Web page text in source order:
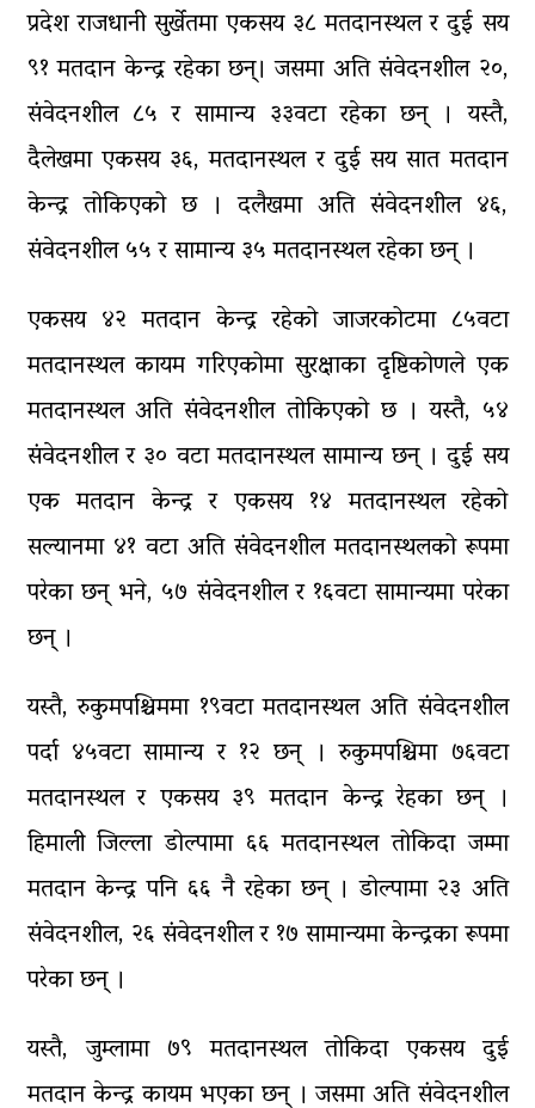
प्रदेश राजधानी सुर्खेतमा एकसय ३८ मतदानस्थल र दुई सय
९१ मतदान केन्द्र रहेका छन्। जसमा अति संवेदनशील २०,
संवेदनशील ८५ र सामान्य ३३वटा रहेका छन् । यस्तै,
दैलेखमा एकसय ३६, मतदानस्थल र दुई सय सात मतदान
केन्द्र तोकिएको छ । दलैखमा अति संवेदनशील ४६,
संवेदनशील ५५ र सामान्य ३५ मतदानस्थल रहेका छन् ।
एकसय ४२ मतदान केन्द्र रहेको जाजरकोटमा ८५वटा
मतदानस्थल कायम गरिएकोमा सुरक्षाका दृष्टिकोणले एक
मतदानस्थल अति संवेदनशील तोकिएको छ । यस्तै, ५४
संवेदनशील र ३० वटा मतदानस्थल सामान्य छन् । दुई सय
एक मतदान केन्द्र र एकसय १४ मतदानस्थल रहेको
सल्यानमा ४१ वटा अति संवेदनशील मतदानस्थलको रूपमा
परेका छन् भने, ५७ संवेदनशील र १६वटा सामान्यमा परेका
छन् ।
यस्तै, रुकुमपश्चिममा १९वटा मतदानस्थल अति संवेदनशील
पर्दा ४५वटा सामान्य र १२ छन् । रुकुमपश्चिमा ७६वटा
मतदानस्थल र एकसय ३९ मतदान केन्द्र रेहका छन् ।
हिमाली जिल्ला डोल्पामा ६६ मतदानस्थल तोकिदा जम्मा
मतदान केन्द्र पनि ६६ नै रहेका छन् । डोल्पामा २३ अति
संवेदनशील, २६ संवेदनशील र १७ सामान्यमा केन्द्रका रूपमा
परेका छन् ।
यस्तै, जुम्लामा ७९ मतदानस्थल तोकिदा एकसय दुई
मतदान केन्द्र कायम भएका छन् । जसमा अति संवेदनशील